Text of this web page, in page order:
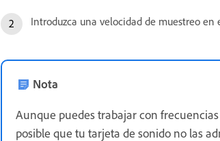
Introduzca una velocidad de muestreo
Nota
Aunque puedes trabajar con
posible que tu tarjeta de sonido no las